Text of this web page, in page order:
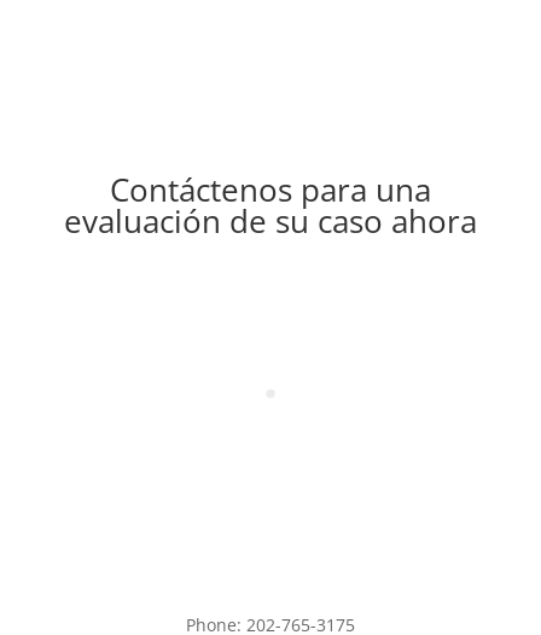
Contáctenos para una
evaluación de su caso ahora
Phone: 202-765-3175